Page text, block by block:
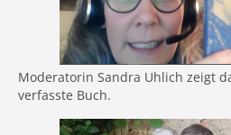
Moderatorin Sandra Uhlich zeigt
verfasste Buch.